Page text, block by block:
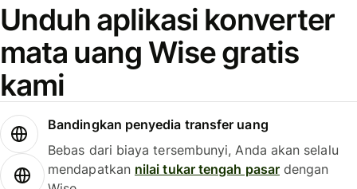
Unduh aplikasi konverter
mata uang Wise gratis
kami
Bandingkan penyedia transfer uang
Bebas dari biaya tersembunyi, Anda akan selalu
mendapatkan nilai tukar tengah pasardengan